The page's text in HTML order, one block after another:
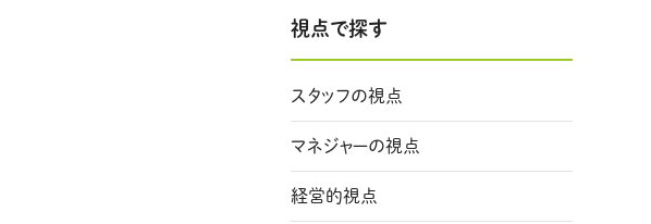
視点で探す
スタッフの視点
マネジャーの視点
経営的視点